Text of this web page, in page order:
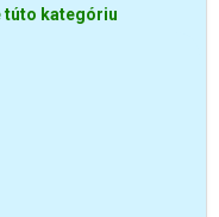
túto kategóriu